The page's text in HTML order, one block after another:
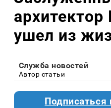
ушел из
Служба новостей
Автор статьи
Подписаться